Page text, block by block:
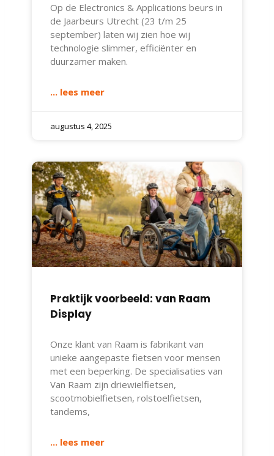
Op de Electronics & Applications beurs in
de Jaarbeurs Utrecht (23 t/m 25
september) laten wij zien hoe wij
technologie slimmer, efficiënter en
duurzamer maken.
... lees meer
augustus 4, 2025
Praktijk voorbeeld: van Raam
Display
Onze klant van Raam is fabrikant van
unieke aangepaste fietsen voor mensen
met een beperking. De specialisaties van
Van Raam zijn driewielfietsen,
scootmobielfietsen, rolstoelfietsen,
tandems,
... lees meer